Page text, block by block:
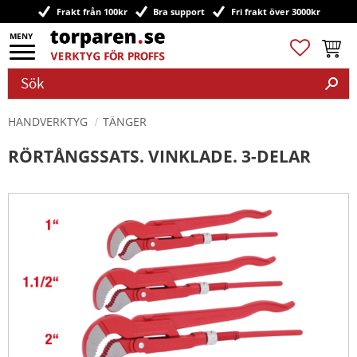
Meny
Frakt från 100kr Bra support Fri frakt över 3000kr
Favoriter
HANDVERKTYG TÄNGER
RÖRTÅNGSSATS. VINKLADE. 3-DELAR